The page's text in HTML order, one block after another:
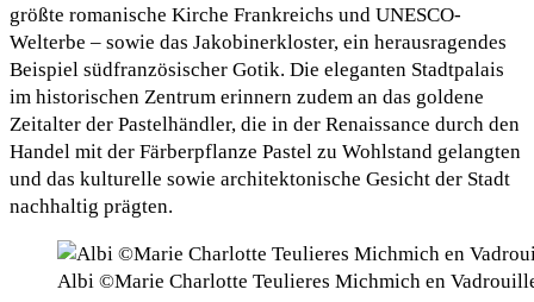
größte romanische Kirche Frankreichs und UNESCO-
Welterbe – sowie das Jakobinerkloster, ein herausragendes
Beispiel südfranzösischer Gotik. Die eleganten Stadtpalais
im historischen Zentrum erinnern zudem an das goldene
Zeitalter der Pastelhändler, die in der Renaissance durch den
Handel mit der Färberpflanze Pastel zu Wohlstand gelangten
und das kulturelle sowie architektonische Gesicht der Stadt
nachhaltig prägten.
Albi ©Marie Charlotte Teulieres Michmich en